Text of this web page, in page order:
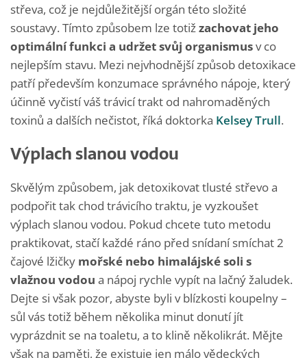
střeva, což je nejdůležitější orgán této složité
soustavy. Tímto způsobem lze totižzachovat jeho
optimální funkci a udržet svůj organismusv co
nejlepším stavu. Mezi nejvhodnější způsob detoxikace
patří především konzumace správného nápoje, který
účinně vyčistí váš trávicí trakt od nahromaděných
toxinů a dalších nečistot, říká doktorka Kelsey Trull.
Výplach slanou vodou
Skvělým způsobem, jak detoxikovat tlusté střevo a
podpořit tak chod trávicího traktu, je vyzkoušet
výplach slanou vodou. Pokud chcete tuto metodu
praktikovat, stačí každé ráno před snídaní smíchat 2
čajové lžičky mořské nebo himalájské soli s
vlažnou vodou a nápoj rychle vypít na lačný žaludek.
Dejte si však pozor, abyste byli v blízkosti koupelny –
sůl vás totiž během několika minut donutí jít
vyprázdnit se na toaletu, a to klině několikrát. Mějte
však na paměti, že existuje jen málo vědeckých